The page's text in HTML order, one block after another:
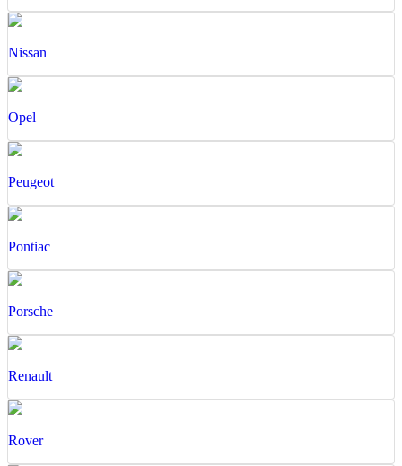
Nissan
Opel
Peugeot
Pontiac
Porsche
Renault
Rover